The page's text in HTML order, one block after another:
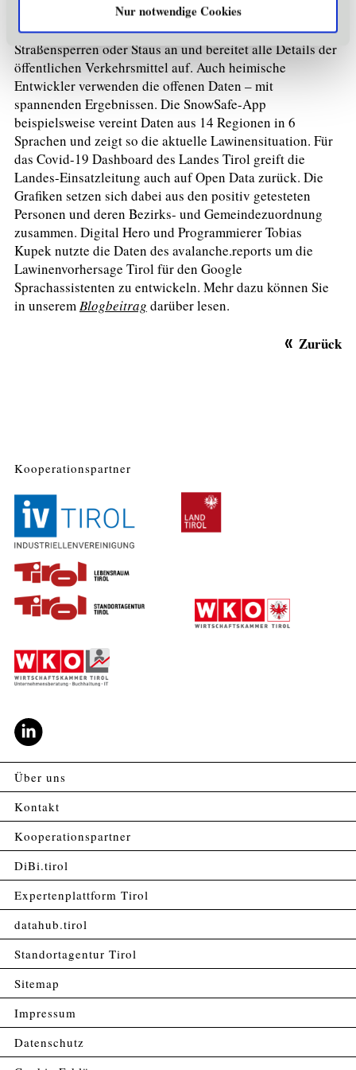
Nur notwendige Cookies
Karten-Anwendung auch auf Open Data zurück. Damit
berechnet das System die schnellste Strecke, zeigt uns
Straßensperren oder Staus an und bereitet alle Details der
öffentlichen Verkehrsmittel auf. Auch heimische
Entwickler verwenden die offenen Daten – mit
spannenden Ergebnissen. Die SnowSafe-App
beispielsweise vereint Daten aus 14 Regionen in 6
Sprachen und zeigt so die aktuelle Lawinensituation. Für
das Covid-19 Dashboard des Landes Tirol greift die
Landes-Einsatzleitung auch auf Open Data zurück. Die
Grafiken setzen sich dabei aus den positiv getesteten
Personen und deren Bezirks- und Gemeindezuordnung
zusammen. Digital Hero und Programmierer Tobias
Kupek nutzte die Daten des avalanche.reports um die
Lawinenvorhersage Tirol für den Google
Sprachassistenten zu entwickeln. Mehr dazu können Sie
in unseremBlogbeitrag darüber lesen.
Zurück
Kooperationspartner
Über uns
Kontakt
Kooperationspartner
DiBi.tirol
Expertenplattform Tirol
datahub.tirol
Standortagentur Tirol
Sitemap
Impressum
Datenschutz